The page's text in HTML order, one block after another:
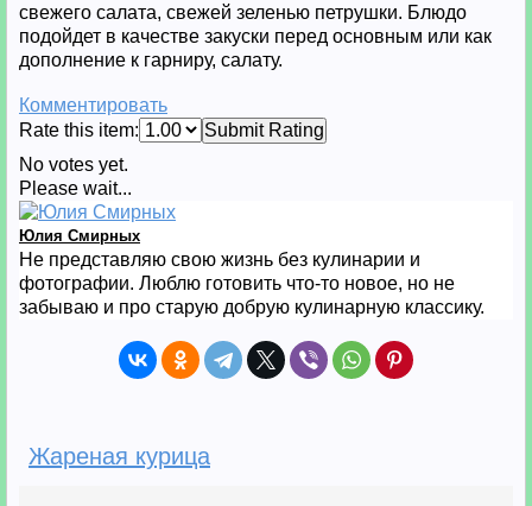
свежего салата, свежей зеленью петрушки. Блюдо
подойдет в качестве закуски перед основным или как
дополнение к гарниру, салату.
Комментировать
Rate this item:
Submit Rating
No votes yet.
Please wait...
Юлия Смирных
Не представляю свою жизнь без кулинарии и
фотографии. Люблю готовить что-то новое, но не
забываю и про старую добрую кулинарную классику.
Жареная курица